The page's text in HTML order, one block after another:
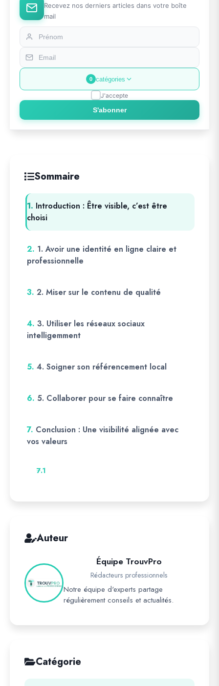
Recevez nos derniers articles dans votre boîte
mail
0 catégories
J'accepte
S'abonner
Sommaire
1. Introduction : Être visible, c’est être
choisi
2. 1. Avoir une identité en ligne claire et
professionnelle
3. 2. Miser sur le contenu de qualité
4. 3. Utiliser les réseaux sociaux
intelligemment
5. 4. Soigner son référencement local
6. 5. Collaborer pour se faire connaître
7. Conclusion : Une visibilité alignée avec
vos valeurs
7.1
Auteur
Équipe TrouvPro
Rédacteurs professionnels
Notre équipe d'experts partage
régulièrement conseils et actualités.
Catégorie